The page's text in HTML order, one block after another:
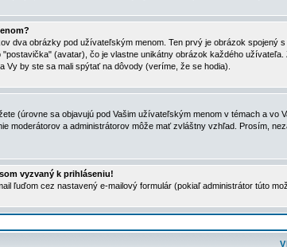
dva obrázky pod užívateľským menom. Ten prvý je obrázok
(avatar), čo je vlastne unikátny obrázok každého
Vy by ste sa mali spýtať na dôvody (veríme, že se hodia).
(úrovne sa objavujú pod Vašim užívateľským menom v témach a
moderátorov a administrátorov môže mať zvláštny vzhľad. Prosím,
vyzvaný k prihláseniu!
ľuďom cez nastavený e-mailový formulár (pokiaľ administrátor túto